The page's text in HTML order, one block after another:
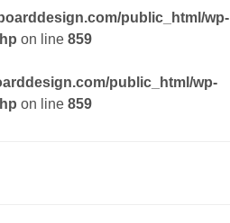
public_html/wp-
on line 859
public_html/wp-
on line 859